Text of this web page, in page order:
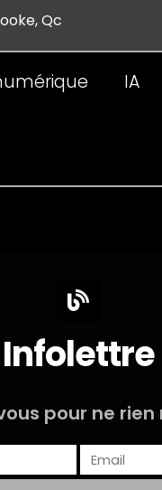
Qc
IA
Infolettre
pour ne